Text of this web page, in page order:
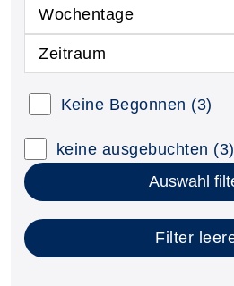
Wochentage
Zeitraum
Kursstatus auswählen
Keine Begonnen (3)
Nur neue Kurse
Kurse mit freien
keine ausgebuchten (3)
Auswahl
Filter